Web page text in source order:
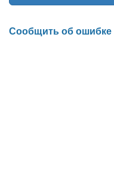
Сообщить об ошибке